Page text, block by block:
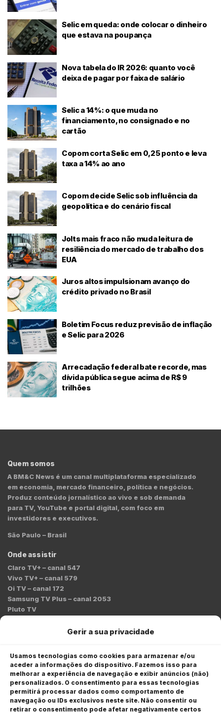
Gerir a sua privacidade
Usamos tecnologias como cookies para armazenar e/ou
aceder a informações do dispositivo. Fazemos isso para
melhorar a experiência de navegação e exibir anúncios (não)
personalizados. O consentimento para essas tecnologias
permitirá processar dados como comportamento de
navegação ou IDs exclusivos neste site. Não consentir ou
retirar o consentimento pode afetar negativamente certos
Selic em queda: onde colocar o dinheiro
que estava na poupança
Nova tabela do IR 2026: quanto você
deixa de pagar por faixa de salário
Selic a 14%: o que muda no
financiamento, no consignado e no
cartão
Copom corta Selic em 0,25 ponto e leva
taxa a 14% ao ano
Copom decide Selic sob influência da
geopolítica e do cenário fiscal
Jolts mais fraco não muda leitura de
resiliência do mercado de trabalho dos
EUA
Juros altos impulsionam avanço do
crédito privado no Brasil
Boletim Focus reduz previsão de inflação
e Selic para 2026
Arrecadação federal bate recorde, mas
dívida pública segue acima de R$ 9
trilhões
Quem somos
A BM&C News é um canal multiplataforma especializado
em economia, mercado financeiro, política e negócios.
Produz conteúdo jornalístico ao vivo e sob demanda
para TV, YouTube e portal digital, com foco em
investidores e executivos.
São Paulo – Brasil
Onde assistir
Claro TV+ – canal 547
Vivo TV+ – canal 579
Oi TV – canal 172
Samsung TV Plus – canal 2053
Pluto TV
redacao@bmcnews.com.br
Comercial:
comercial@bmcnews.com.br
Anuncie na BM&C News